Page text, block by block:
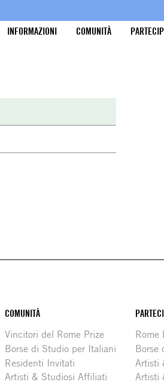
INFORMAZIONI
COMUNITÀ
COMUNITÀ
Vincitori del Rome Prize
Borse di Studio per Italiani
Residenti Invitati
Artisti & Studiosi Affiliati
Rome
Borse
Artisti
Artisti